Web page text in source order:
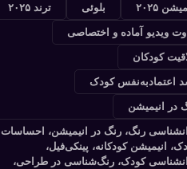
۲۰۲۵
بلوئی
ترند ۲۰۲۵
ویدیو آماده و اختصاصی
کودکان
اعتمادبه‌نفس کودک
در انیمیشن
رنگ، رنگ در انیمیشن، احساسات
انیمیشن کودکانه، پینکی‌فیل،
کودک، رنگ‌شناسی در طراحی،